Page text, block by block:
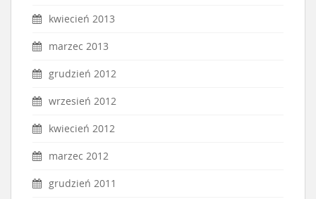
kwiecień 2013
marzec 2013
grudzień 2012
wrzesień 2012
kwiecień 2012
marzec 2012
grudzień 2011